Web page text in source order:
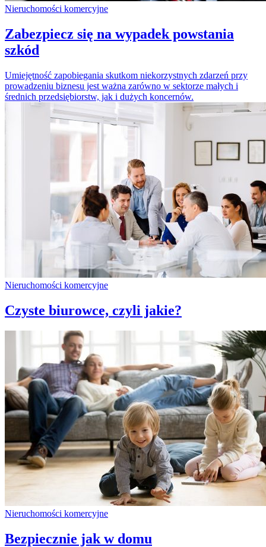
Nieruchomości komercyjne
Zabezpiecz się na wypadek powstania
szkód
Umiejętność zapobiegania skutkom niekorzystnych zdarzeń przy
prowadzeniu biznesu jest ważna zarówno w sektorze małych i
średnich przedsiębiorstw, jak i dużych koncernów.
Nieruchomości komercyjne
Czyste biurowce, czyli jakie?
Nieruchomości komercyjne
Bezpiecznie jak w domu